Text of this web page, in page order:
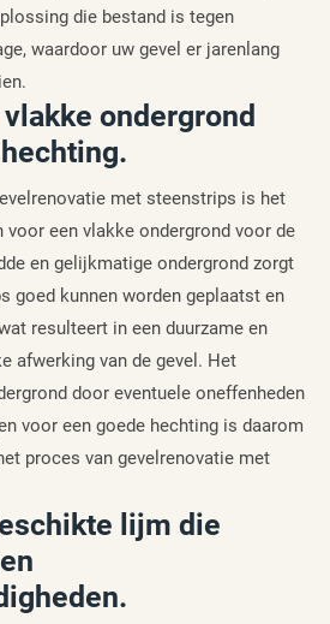
die bestand is tegen
waardoor uw gevel er jarenlang
ondergrond
met steenstrips is het
een vlakke ondergrond voor de
en gelijkmatige ondergrond zorgt
goed kunnen worden geplaatst en
resulteert in een duurzame en
afwerking van de gevel. Het
door eventuele oneffenheden
voor een goede hechting is daarom
proces van gevelrenovatie met
lijm die